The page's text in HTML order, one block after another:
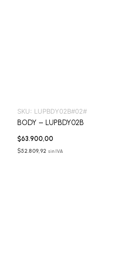
SKU: LUPBDY02B#02#
BODY – LUPBDY02B
$63.900,00
$52.809,92 sin IVA